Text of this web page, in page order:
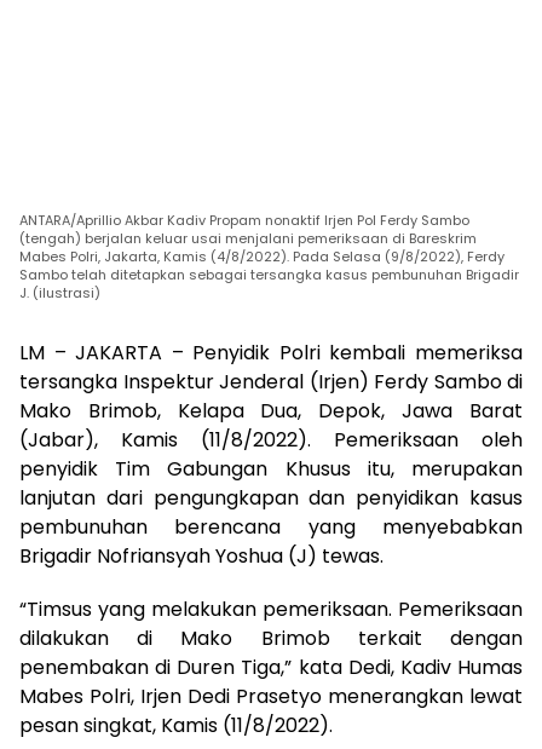
ANTARA/Aprillio Akbar Kadiv Propam nonaktif Irjen Pol Ferdy Sambo
(tengah) berjalan keluar usai menjalani pemeriksaan di Bareskrim
Mabes Polri, Jakarta, Kamis (4/8/2022). Pada Selasa (9/8/2022), Ferdy
Sambo telah ditetapkan sebagai tersangka kasus pembunuhan Brigadir
J. (ilustrasi)
LM – JAKARTA – Penyidik Polri kembali memeriksa
tersangka Inspektur Jenderal (Irjen) Ferdy Sambo di
Mako Brimob, Kelapa Dua, Depok, Jawa Barat
(Jabar), Kamis (11/8/2022). Pemeriksaan oleh
penyidik Tim Gabungan Khusus itu, merupakan
lanjutan dari pengungkapan dan penyidikan kasus
pembunuhan berencana yang menyebabkan
Brigadir Nofriansyah Yoshua (J) tewas.
“Timsus yang melakukan pemeriksaan. Pemeriksaan
dilakukan di Mako Brimob terkait dengan
penembakan di Duren Tiga,” kata Dedi, Kadiv Humas
Mabes Polri, Irjen Dedi Prasetyo menerangkan lewat
pesan singkat, Kamis (11/8/2022).